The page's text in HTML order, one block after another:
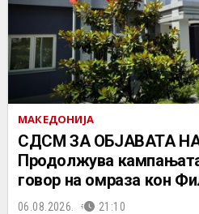
МАКЕДОНИЈА
СДСМ ЗА ОБЈАВАТА
Продолжува
говор на омраза кон
06.08.2026. 21:10